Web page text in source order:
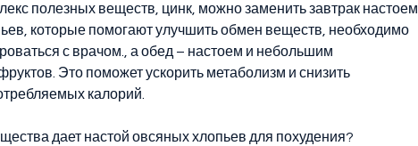
полезных веществ, цинк, можно заменить завтрак настоем
которые помогают улучшить обмен веществ, необходимо
с врачом., а обед – настоем и небольшим
Это поможет ускорить метаболизм и снизить
калорий.
дает настой овсяных хлопьев для похудения?